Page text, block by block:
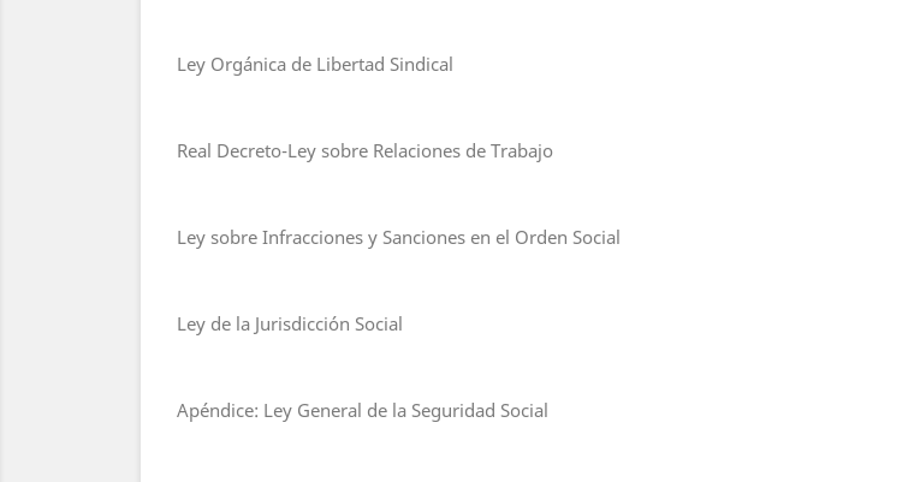
Ley Orgánica de Libertad Sindical
Real Decreto-Ley sobre Relaciones de Trabajo
Ley sobre Infracciones y Sanciones en el Orden Social
Ley de la Jurisdicción Social
Apéndice: Ley General de la Seguridad Social